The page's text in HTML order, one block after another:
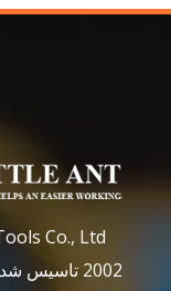
2002